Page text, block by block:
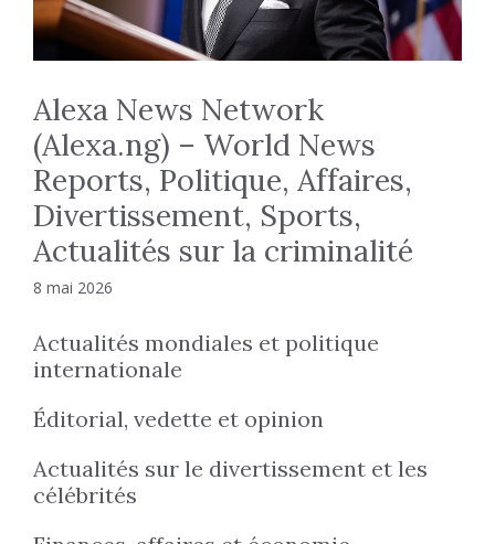
Alexa News Network
(Alexa.ng) – World News
Reports, Politique, Affaires,
Divertissement, Sports,
Actualités sur la criminalité
8 mai 2026
Actualités mondiales et politique
internationale
Éditorial, vedette et opinion
Actualités sur le divertissement et les
célébrités